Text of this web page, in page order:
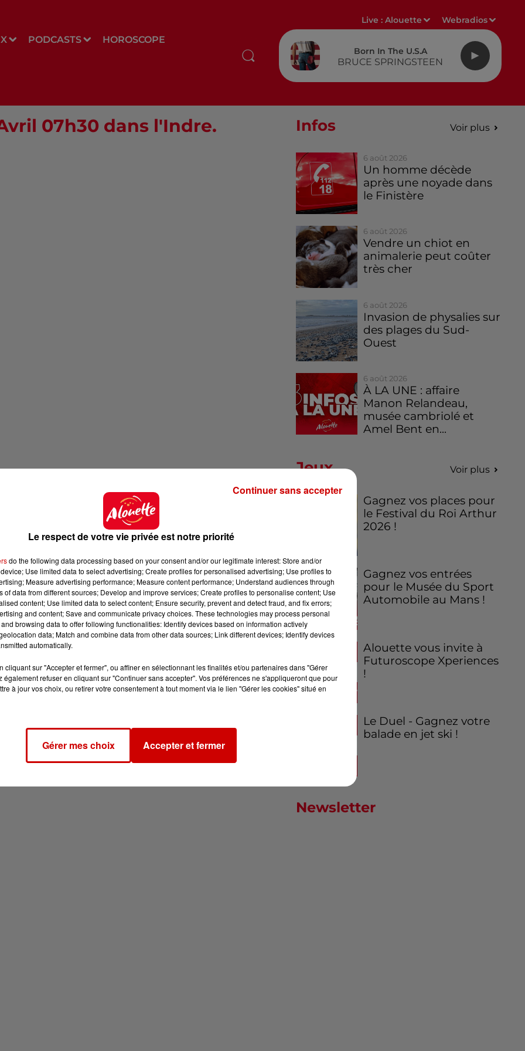
PODCASTS HOROSCOPE
Live :Alouette Webradios
Born In The U.s.a
BRUCE SPRINGSTEEN
07h30 dans l'Indre. Infos Voir plus
6 août 2026
Un homme décède
après une noyade dans
le Finistère
6 août 2026
Vendre un chiot en
animalerie peut coûter
très cher
6 août 2026
Invasion de physalies sur
des plages du Sud-
Ouest
6 août 2026
À LA UNE : affaire
Manon Relandeau,
musée cambriolé et
Amel Bent en...
Jeux Voir plus
Gagnez vos places pour
le Festival du Roi Arthur
2026 !
Gagnez vos entrées
pour le Musée du Sport
Automobile au Mans !
Alouette vous invite à
Futuroscope Xperiences
!
Le Duel - Gagnez votre
balade en jet ski !
Newsletter
Le respect de votre vie privée est notre priorité
do the following data processing based on your consent and/or our legitimate interest: Store and/or
Use limited data to select advertising; Create profiles for personalised advertising; Use profiles to
Measure advertising performance; Measure content performance; Understand audiences through
of data from different sources; Develop and improve services; Create profiles to personalise content; Use
content; Use limited data to select content; Ensure security, prevent and detect fraud, and fix errors;
and content; Save and communicate privacy choices. These technologies may process personal
browsing data to offer following functionalities: Identify devices based on information actively
data; Match and combine data from other data sources; Link different devices; Identify devices
automatically.
cliquant sur "Accepter et fermer", ou affiner en sélectionnant les finalités et/ou partenaires dans "Gérer
également refuser en cliquant sur "Continuer sans accepter". Vos préférences ne s'appliqueront que pour
à jour vos choix, ou retirer votre consentement à tout moment via le lien "Gérer les cookies" situé en
Gérer mes choix Accepter et fermer
Continuer sans accepter